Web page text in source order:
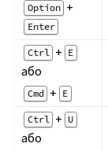
Option +
Enter
Ctrl + E
або
Cmd + E
Ctrl + U
або